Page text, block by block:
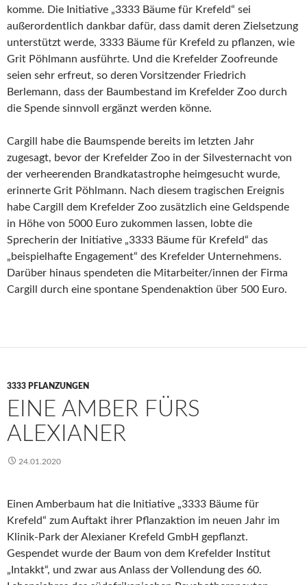
komme. Die Initiative „3333 Bäume für Krefeld“ sei
außerordentlich dankbar dafür, dass damit deren Zielsetzung
unterstützt werde, 3333 Bäume für Krefeld zu pflanzen, wie
Grit Pöhlmann ausführte. Und die Krefelder Zoofreunde
seien sehr erfreut, so deren Vorsitzender Friedrich
Berlemann, dass der Baumbestand im Krefelder Zoo durch
die Spende sinnvoll ergänzt werden könne.
Cargill habe die Baumspende bereits im letzten Jahr
zugesagt, bevor der Krefelder Zoo in der Silvesternacht von
der verheerenden Brandkatastrophe heimgesucht wurde,
erinnerte Grit Pöhlmann. Nach diesem tragischen Ereignis
habe Cargill dem Krefelder Zoo zusätzlich eine Geldspende
in Höhe von 5000 Euro zukommen lassen, lobte die
Sprecherin der Initiative „3333 Bäume für Krefeld“ das
„beispielhafte Engagement“ des Krefelder Unternehmens.
Darüber hinaus spendeten die Mitarbeiter/innen der Firma
Cargill durch eine spontane Spendenaktion über 500 Euro.
3333 PFLANZUNGEN
EINE AMBER FÜRS
ALEXIANER
24.01.2020
Einen Amberbaum hat die Initiative „3333 Bäume für
Krefeld“ zum Auftakt ihrer Pflanzaktion im neuen Jahr im
Klinik-Park der Alexianer Krefeld GmbH gepflanzt.
Gespendet wurde der Baum von dem Krefelder Institut
„Intakkt“, und zwar aus Anlass der Vollendung des 60.